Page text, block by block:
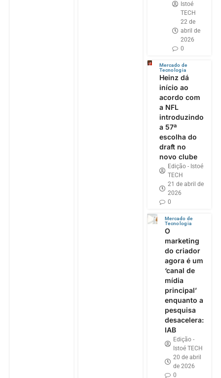
Istoé
TECH
22 de
abril de
2026
0
Mercado de
Tecnologia
Heinz dá
início ao
acordo com
a NFL
introduzindo
a 57ª
escolha do
draft no
novo clube
Edição - Istoé
TECH
21 de abril de
2026
0
Mercado de
Tecnologia
O
marketing
do criador
agora é um
‘canal de
mídia
principal’
enquanto a
pesquisa
desacelera:
IAB
Edição -
Istoé TECH
20 de abril
de 2026
0